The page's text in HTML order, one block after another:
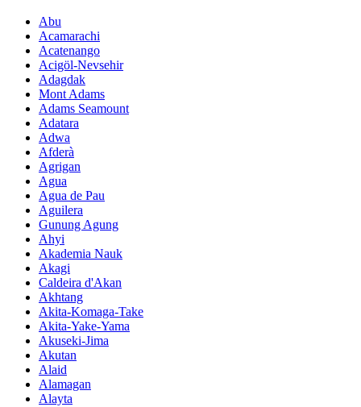
Abu
Acamarachi
Acatenango
Acigöl-Nevsehir
Adagdak
Mont Adams
Adams Seamount
Adatara
Adwa
Afderà
Agrigan
Agua
Agua de Pau
Aguilera
Gunung Agung
Ahyi
Akademia Nauk
Akagi
Caldeira d'Akan
Akhtang
Akita-Komaga-Take
Akita-Yake-Yama
Akuseki-Jima
Akutan
Alaid
Alamagan
Alayta